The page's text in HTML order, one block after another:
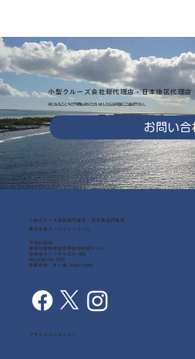
小型クルーズ会社総代理店・日本地区代理
気になることやご不明な点がございましたらお気軽にご連絡下さい。
お問い合
小型クルーズ会社総代理店・日本地区代理店
株式会社オーシャンドリーム
〒252-0239
神奈川県相模原市中央区中央3-14-7
相模原セントラルビル 602
Tel: (042)768-7203
営業時間：月～金 10:00~18:00
プライバシーポリシー